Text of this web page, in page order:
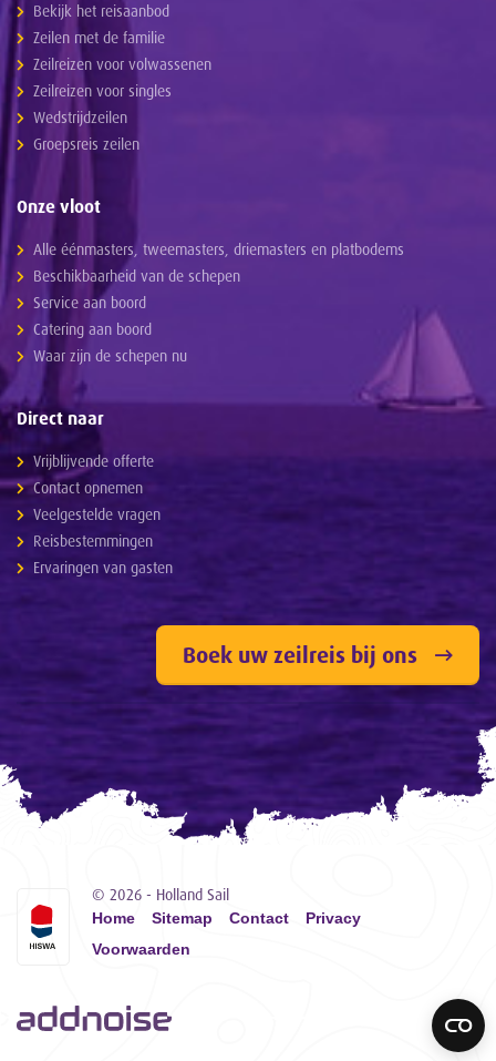
Bekijk het reisaanbod
Zeilen met de familie
Zeilreizen voor volwassenen
Zeilreizen voor singles
Wedstrijdzeilen
Groepsreis zeilen
Onze vloot
Alle éénmasters, tweemasters, driemasters en platbodems
Beschikbaarheid van de schepen
Service aan boord
Catering aan boord
Waar zijn de schepen nu
Direct naar
Vrijblijvende offerte
Contact opnemen
Veelgestelde vragen
Reisbestemmingen
Ervaringen van gasten
Boek uw zeilreis bij ons
© 2026 - Holland Sail
Home Sitemap Contact
Privacy
Voorwaarden